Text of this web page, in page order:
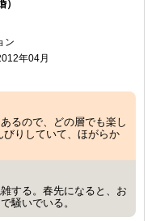
ン
年04月
るので、どの層でも楽し
りしていて、ほがらか
する。春先になると、お
騒いでいる。